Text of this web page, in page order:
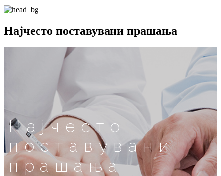
Најчесто поставувани прашања
Најчесто
поставувани
прашања